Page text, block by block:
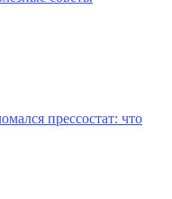
прессостат: что